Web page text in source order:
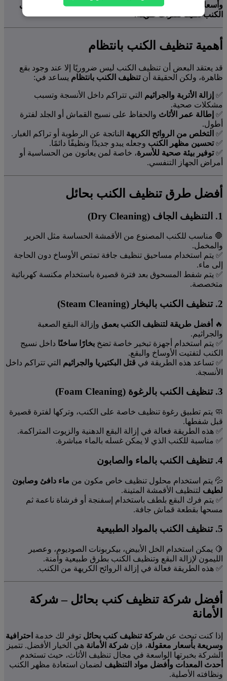
وأسعار خدمات تنظيف الكنب، بالإضافة إلىنصائح للحفاظ على
الكنب نظيفًا لفترات طويلة.
أهمية تنظيف الكنب بانتظام
قد يعتقد البعض أن تنظيف الكنب ليس ضروريًا إلا عند وجود بقع
ظاهرة، ولكن الحقيقة أنتنظيف الكنب بانتظام يساعد في:
✅ إزالة الأتربة والجراثيم
التي تتراكم داخل الأنسجة وتسبب
مشكلات صحية.
✅ إطالة عمر الأثاث والحفاظ على نسيج القماش أو الجلد لفترة
أطول.
✅ التخلص من الروائح الكريهة الناتجة عن الرطوبة أو تراكم الغبار.
✅تحسين مظهر الكنب وجعله يبدو جديدًا ونظيفًا دائمًا.
✅توفير بيئة صحية للأسرة، خاصة لمن يعانون من الحساسية أو
أمراض الجهاز التنفسي.
أفضل طرق تنظيف الكنب بحائل
1. التنظيف الجاف (Dry Cleaning)
🛑 مناسب للكنب المصنوع من الأقمشة الحساسة مثل الحرير
والمخمل.
✅ يتم استخدام مساحيق تنظيف جافة تمتص الأوساخ دون الحاجة
إلى ماء.
✅ يتم شفط المسحوق بعد فترة قصيرة باستخدام مكنسة كهربائية
متخصصة.
2. تنظيف الكنب بالبخار (Steam Cleaning)
🔥 أفضل طريقة لتنظيف الكنب بعمق وإزالة البقع الصعبة
والجراثيم.
✅ يتم استخدام أجهزة تبخير خاصة تضخ بخارًا ساخنًا داخل نسيج
الكنب لتفتيت الأوساخ والبقع.
✅ تساعد هذه الطريقة في قتل البكتيريا والجراثيم
التي تتراكم داخل
الأنسجة.
3. تنظيف الكنب بالرغوة (Foam Cleaning)
🧼 يتم تطبيق رغوة تنظيف خاصة على الكنب، وتركها لفترة قصيرة
قبل شفطها.
✅ هذه الطريقة فعالة في إزالة البقع الدهنية والزيوت المتراكمة.
✅ مناسبة للكنب الذي لا يمكن غسله بالماء مباشرة.
4. تنظيف الكنب بالماء والصابون
💦 يتم استخدام محلول تنظيف خاص مكون من ماء دافئ وصابون
لطيف لتنظيف الأقمشة المتينة.
✅ يتم فرك البقع بلطف باستخدام إسفنجة أو فرشاة ناعمة ثم
مسحها بقطعة قماش جافة.
5. تنظيف الكنب بالمواد الطبيعية
🍋 يمكن استخدام الخل الأبيض، بيكربونات الصوديوم، وعصير
الليمون لإزالة البقع وتنظيف الكنب بطرق طبيعية وآمنة.
✅ هذه الطريقة فعالة في إزالة الروائح الكريهة من الكنب.
أفضل شركة تنظيف كنب بحائل – شركة
الأمانة
إذا كنت تبحث عن شركة تنظيف كنب بحائل توفر لك خدمة احترافية
وسريعة بأسعار معقولة، فإن شركة الأمانة هي الخيار الأفضل. تتميز
الشركة بخبرتها الواسعة في مجال تنظيف الأثاث، حيث تستخدم
أحدث المعدات وأفضل مواد التنظيف لضمان استعادة مظهر الكنب
ونظافته الأصلية.